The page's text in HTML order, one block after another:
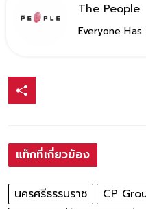
The People
Everyone
แท็กที่เกี่ยวข้อง
นครศรีธรรมราช CP